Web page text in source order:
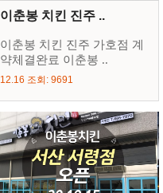
이춘봉 치킨 진주 ..
이춘봉 치킨 진주 가호점 계
약체결완료 이춘봉 ..
12.16 조회: 9691